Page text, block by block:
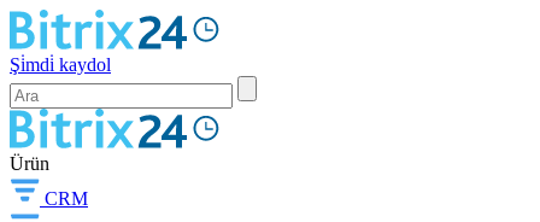
Şi̇mdi̇ kaydol
Ürün
CRM